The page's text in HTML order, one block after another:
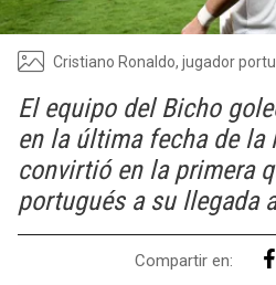
Cristiano Ronaldo, jugador
El equipo del Bicho
en la última fecha de la
convirtió en la primera
portugués a su llegada
Compartir en: